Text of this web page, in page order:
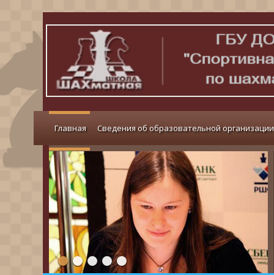
Главная Сведения об образовательной организации